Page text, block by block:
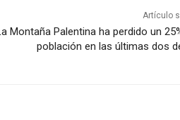
Artículo
Montaña Palentina ha perdido un
población en las últimas dos